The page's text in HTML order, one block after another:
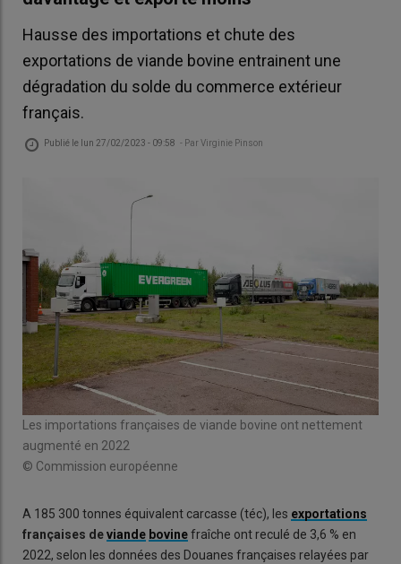
Hausse des importations et chute des
exportations de viande bovine entrainent une
dégradation du solde du commerce extérieur
français.
Publié le lun 27/02/2023 - 09:58 - ParVirginie Pinson
Les importations françaises de viande bovine ont nettement
augmenté en 2022
© Commission européenne
A 185 300 tonnes équivalent carcasse (téc), les exportations
françaises deviande bovinefraîche ont reculé de 3,6 % en
2022, selon les données des Douanes françaises relayées par